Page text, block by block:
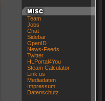
Team
Jobs
Chat
Sidebar
OpenID
News-Feeds
Twitter
HLPortal4You
Steam Calculator
Link us
Mediadaten
Impressum
Datenschutz